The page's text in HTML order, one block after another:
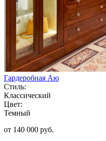
Гардеробная Аю
Стиль:
Классический
Цвет:
Темный
от 140 000 руб.